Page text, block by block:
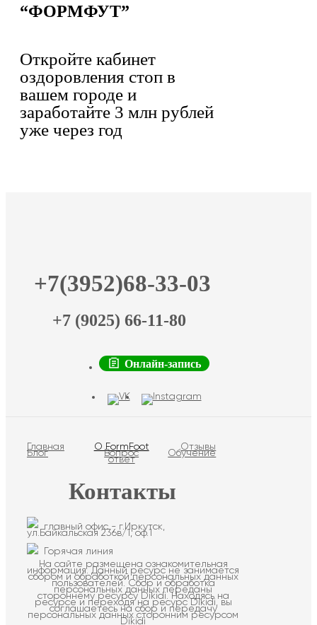
“ФОРМФУТ”
Откройте кабинет
оздоровления стоп в
вашем городе и
заработайте 3 млн рублей
уже через год
+7(3952)68-33-03
+7 (9025) 66-11-80
Онлайн-запись
Главная О FormFoot Отзывы
Блог Вопрос
ответ
Обучение
Контакты
главный офис - г.Иркутск,
ул.Байкальская 236в/1, оф.1
Горячая линия
На сайте размещена ознакомительная
информация. Данный ресурс не занимается
сбором и обработкой персональных данных
пользователей. Сбор и обработка
персональных данных переданы
стороннему ресурсу Dikidi. Находясь на
ресурсе и переходя на ресурс Dikidi, вы
соглашаетесь на сбор и передачу
персональных данных сторонним ресурсом
Dikidi